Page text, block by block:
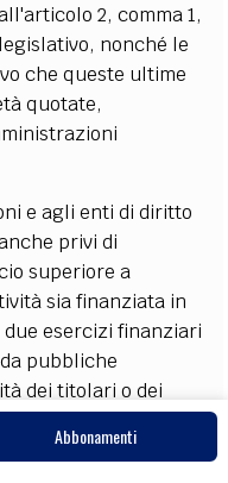
2, comma 1,
nonché le
che queste ultime
quotate,
e agli enti di diritto
privi di
superiore a
sia finanziata in
esercizi finanziari
pubbliche
dei titolari o dei
o di
amministrazioni;
Abbonamenti